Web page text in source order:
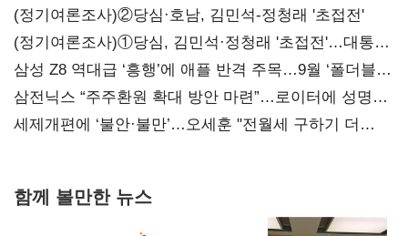
(정기여론조사)②당심·호남, 김민석-정청래 '초접전'
(정기여론조사)①당심, 김민석·정청래 '초접전'…대통령
지지도 '50% 아래로'(종합)
삼성 Z8 역대급 ‘흥행’에 애플 반격 주목…9월 ‘폴더블
대전’
삼전닉스 “주주환원 확대 방안 마련”…로이터에 성명
보내
세제개편에 ‘불안·불만’…오세훈 "전월세 구하기 더
함께 볼만한 뉴스